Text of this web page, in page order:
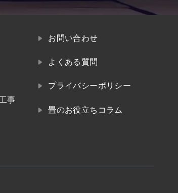
事
お問い合わせ
よくある質問
プライバシーポリシー
畳のお役立ちコラム